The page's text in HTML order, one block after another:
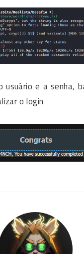
usuário e a senha,
o login